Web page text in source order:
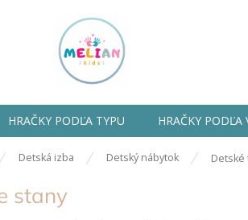
HRAČKY PODĽA TYPU HRAČKY PODĽA
Detská izba Detský nábytok
stany